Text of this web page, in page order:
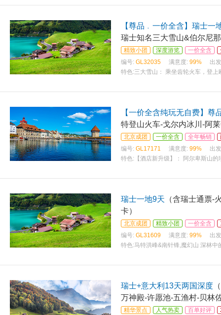
【尊品﹒一价全含】瑞士一
瑞士知名三大雪山&伯尔尼
精致小团 深度游览 一价全含
编号: GL32035 满意度: 99%
出
特色:三大雪山： 乘坐齿轮火车，登
【一价全含纯玩无自费】尊
特登山火车-戈尔内冰川-阿
北京成团 一价全含 全年畅销
编号: GL17171 满意度: 99%
出
特色: 【酒店新升级】： 阿尔卑斯山
瑞士一地9天 （含瑞士通票-
卡）
北京成团 精致小团 一价全含
编号: GL31609 满意度: 99%
出
特色:马特洪峰&南针锋,魔幻山 深林
瑞士+意大利13天两国深度
万神殿-许愿池-五渔村-贝林
精华景点 人气热卖 百单好评